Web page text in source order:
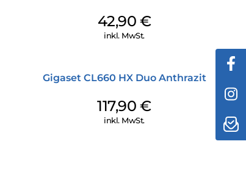
42,90 €
inkl. MwSt.
Gigaset CL660 HX Duo Anthrazit
117,90€
inkl. MwSt.